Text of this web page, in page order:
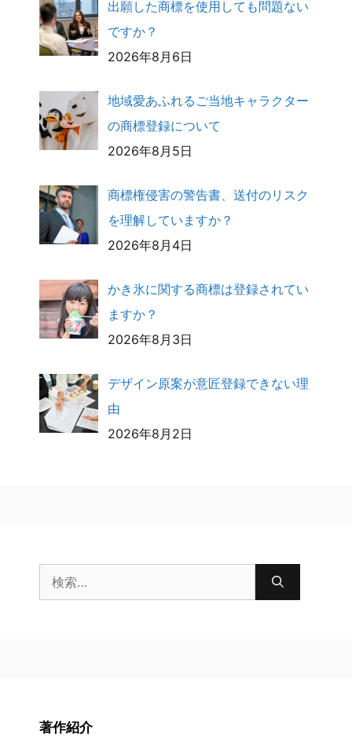
出願した商標を使用しても問題ない
ですか？
2026年8月6日
地域愛あふれるご当地キャラクター
の商標登録について
2026年8月5日
商標権侵害の警告書、送付のリスク
を理解していますか？
2026年8月4日
かき氷に関する商標は登録されてい
ますか？
2026年8月3日
デザイン原案が意匠登録できない理
由
2026年8月2日
索:
著作紹介